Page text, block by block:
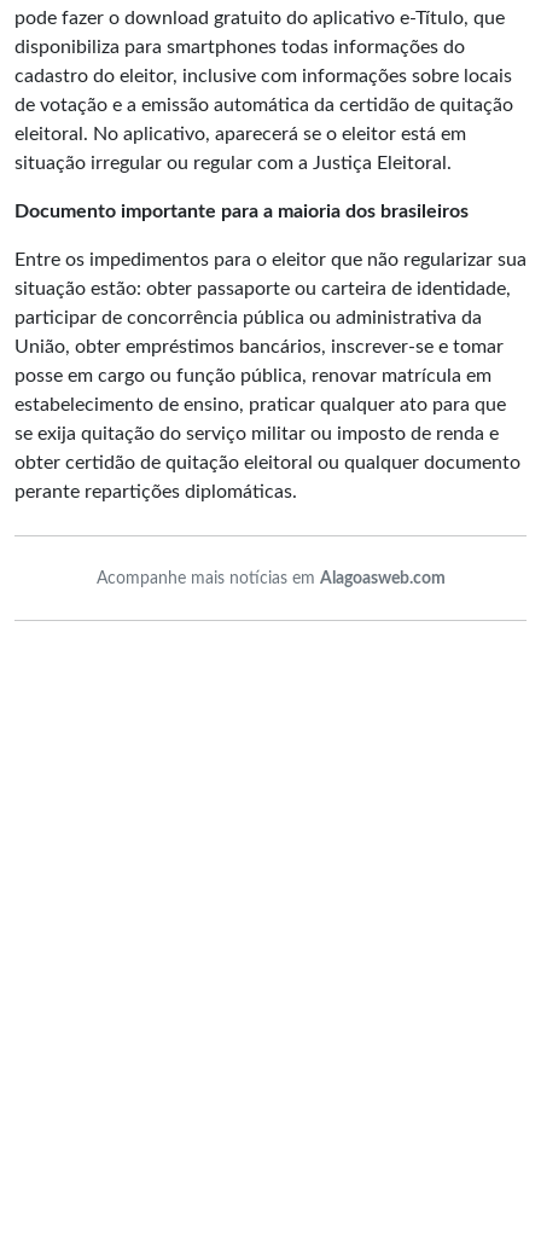
pode fazer o download gratuito do aplicativo e-Título, que
disponibiliza para smartphones todas informações do
cadastro do eleitor, inclusive com informações sobre locais
de votação e a emissão automática da certidão de quitação
eleitoral. No aplicativo, aparecerá se o eleitor está em
situação irregular ou regular com a Justiça Eleitoral.
Documento importante para a maioria dos brasileiros
Entre os impedimentos para o eleitor que não regularizar sua
situação estão: obter passaporte ou carteira de identidade,
participar de concorrência pública ou administrativa da
União, obter empréstimos bancários, inscrever-se e tomar
posse em cargo ou função pública, renovar matrícula em
estabelecimento de ensino, praticar qualquer ato para que
se exija quitação do serviço militar ou imposto de renda e
obter certidão de quitação eleitoral ou qualquer documento
perante repartições diplomáticas.
Acompanhe mais notícias em Alagoasweb.com